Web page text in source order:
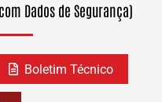
Dados de Segurança)
Boletim Técnico